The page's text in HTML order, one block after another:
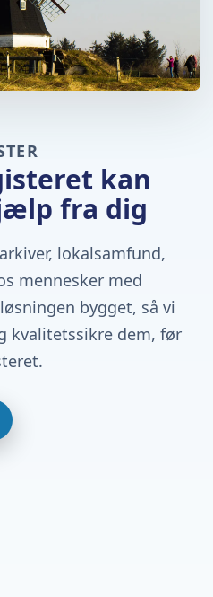
kan
fra dig
lokalsamfund,
mennesker med
bygget, så vi
kvalitetssikre dem, før